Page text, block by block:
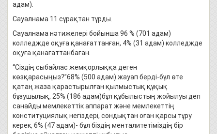
адам).
Сауалнама 11 сұрақтан тұрды.
Сауалнама нәтижелері бойынша 96 % (701 адам)
колледжде оқуға қанағаттанған, 4% (31 адам) колледжде
оқуға қанағаттанбаған.
“Сіздің сыбайлас жемқорлыққа деген
көзқарасыңыз?”68% (500 адам) жауап берді-бұл өте
қатаң жаза қарастырылған қылмыстық құқық
бұзушылық, 25% (186 адам)бұл құбылыстың жойылуы деп
санайды мемлекеттік аппарат және мемлекеттің
конституциялық негіздері, сондықтан оған қарсы тұру
керек, 6% (47 адам)- бұл біздің менталитетіміздің бір